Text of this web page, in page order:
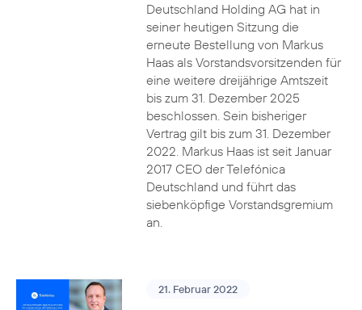
Deutschland Holding AG hat in
seiner heutigen Sitzung die
erneute Bestellung von Markus
Haas als Vorstandsvorsitzenden für
eine weitere dreijährige Amtszeit
bis zum 31. Dezember 2025
beschlossen. Sein bisheriger
Vertrag gilt bis zum 31. Dezember
2022. Markus Haas ist seit Januar
2017 CEO der Telefónica
Deutschland und führt das
siebenköpfige Vorstandsgremium
an.
21. Februar 2022